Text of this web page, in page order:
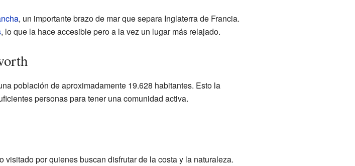
, un importante brazo de mar que separa Inglaterra de Francia.
, lo que la hace accesible pero a la vez un lugar más relajado.
población de aproximadamente 19.628 habitantes. Esto la
personas para tener una comunidad activa.
por quienes buscan disfrutar de la costa y la naturaleza.